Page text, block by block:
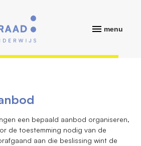
menu
een bepaald aanbod organiseren,
de toestemming nodig van de
aan die beslissing wint de